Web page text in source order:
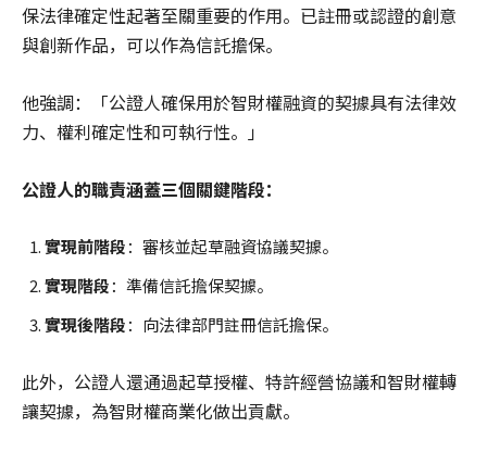
保法律確定性起著至關重要的作用。已註冊或認證的創意
與創新作品，可以作為信託擔保。
他強調：「公證人確保用於智財權融資的契據具有法律效
力、權利確定性和可執行性。」
公證人的職責涵蓋三個關鍵階段：
實現前階段：審核並起草融資協議契據。
實現階段：準備信託擔保契據。
實現後階段：向法律部門註冊信託擔保。
此外，公證人還通過起草授權、特許經營協議和智財權轉
讓契據，為智財權商業化做出貢獻。